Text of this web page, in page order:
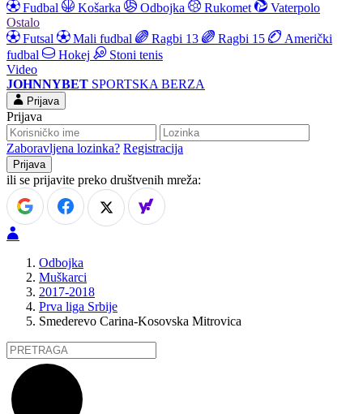
Fudbal
Košarka Odbojka Rukomet
Vaterpolo
Ostalo
Futsal
Mali fudbal Ragbi 13 Ragbi 15
Američki
fudbal
Hokej
Stoni tenis
Video
JOHNNYBET SPORTSKA BERZA
Prijava
Prijava
Zaboravljena lozinka? Registracija
ili se prijavite preko društvenih mreža:
Odbojka
Muškarci
2017-2018
Prva liga Srbije
Smederevo Carina-Kosovska Mitrovica